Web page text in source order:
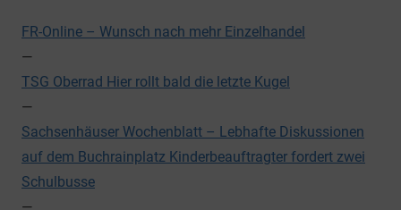
FR-Online – Wunsch nach mehr Einzelhandel
—
TSG Oberrad Hier rollt bald die letzte Kugel
—
Sachsenhäuser Wochenblatt – Lebhafte Diskussionen
auf dem Buchrainplatz Kinderbeauftragter fordert zwei
Schulbusse
—